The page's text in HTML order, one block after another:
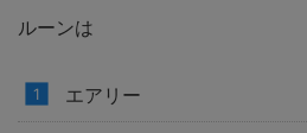
ルーンは
エアリー